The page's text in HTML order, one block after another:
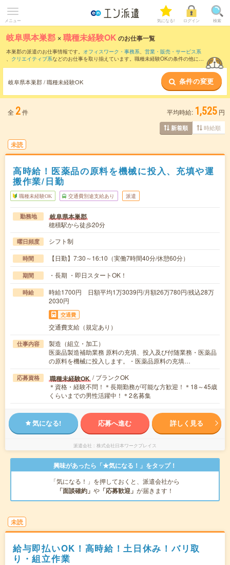
メニュー 気になる! ログイン 検索
岐阜県本巣郡 ×職種未経験OK のお仕事一覧
本巣郡の派遣のお仕事情報です。 オフィスワーク・事務系、 営業・販売・サービス系
、 クリエイティブ系などのお仕事を取り揃えています。職種未経験OKの条件の他に、
岐阜県本巣郡 / 職種未経験OK 条件の変更
全 2件 平均時給: 1,525 円
新着順 時給順
未読
高時給！医薬品の原料を機械に投入、充填や運
搬作業/日勤
職種未経験OK 交通費別途支給あり 派遣
勤務地 岐阜県本巣郡
穂積駅から徒歩20分
曜日頻度 シフト制
時間 【日勤】7:30～16:10（実働7時間40分/休憩60分）
期間 ・長期 ・即日スタートOK！
時給
時給1700円 日額平均1万3039円/月額26万780円/残込28万
2030円
交通費
交通費支給（規定あり）
仕事内容
製造（組立・加工）
医薬品製造補助業務 原料の充填、投入及び付随業務・医薬品
の原料を機械に投入します。・医薬品原料の充填…
応募資格 職種未経験OK / ブランクOK
＊資格・経験不問！＊長期勤務が可能な方歓迎！＊18～45歳
くらいまでの男性活躍中！＊2名募集
気になる! 応募へ進む 詳しく見る
派遣会社 株式会社日本ワークプレイス
興味があったら「★気になる！」をタップ！
「気になる！」を押しておくと、派遣会社から
「面談確約」 や 「応募歓迎」 が届きます！
未読
給与即払いOK！高時給！土日休み！バリ取
り・組立作業